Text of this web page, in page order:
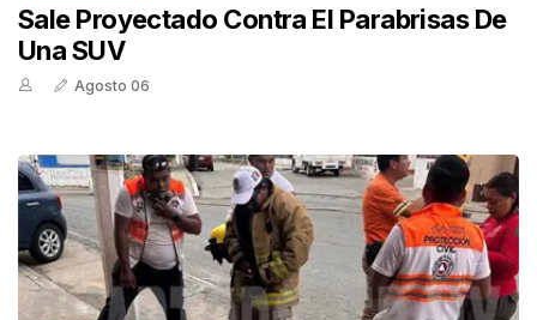
Sale Proyectado Contra El Parabrisas De
Una SUV
Agosto 06